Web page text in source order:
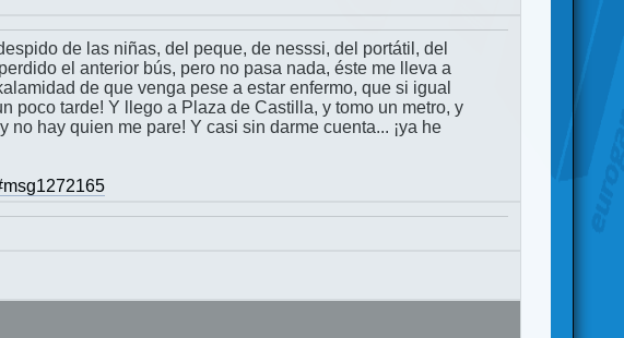
de las niñas, del peque, de nesssi, del portátil, del
el anterior bús, pero no pasa nada, éste me lleva a
de que venga pese a estar enfermo, que si igual
poco tarde! Y llego a Plaza de Castilla, y tomo un metro, y
no hay quien me pare! Y casi sin darme cuenta... ¡ya he